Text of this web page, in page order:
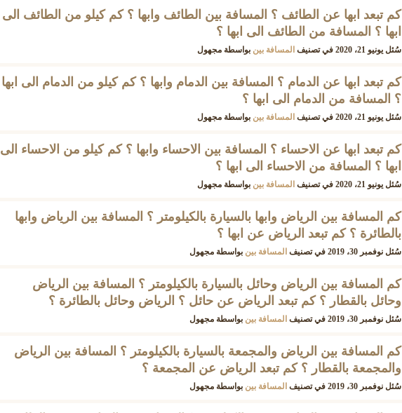
كم تبعد ابها عن الطائف ؟ المسافة بين الطائف وابها ؟ كم كيلو من الطائف الى
ابها ؟ المسافة من الطائف الى ابها ؟
سُئل يونيو 21، 2020 في تصنيف المسافة بين بواسطة مجهول
كم تبعد ابها عن الدمام ؟ المسافة بين الدمام وابها ؟ كم كيلو من الدمام الى ابها
؟ المسافة من الدمام الى ابها ؟
سُئل يونيو 21، 2020 في تصنيف المسافة بين بواسطة مجهول
كم تبعد ابها عن الاحساء ؟ المسافة بين الاحساء وابها ؟ كم كيلو من الاحساء الى
ابها ؟ المسافة من الاحساء الى ابها ؟
سُئل يونيو 21، 2020 في تصنيف المسافة بين بواسطة مجهول
كم المسافة بين الرياض وابها بالسيارة بالكيلومتر ؟ المسافة بين الرياض وابها
بالطائرة ؟ كم تبعد الرياض عن ابها ؟
سُئل نوفمبر 30، 2019 في تصنيف المسافة بين بواسطة مجهول
كم المسافة بين الرياض وحائل بالسيارة بالكيلومتر ؟ المسافة بين الرياض
وحائل بالقطار ؟ كم تبعد الرياض عن حائل ؟ الرياض وحائل بالطائرة ؟
سُئل نوفمبر 30، 2019 في تصنيف المسافة بين بواسطة مجهول
كم المسافة بين الرياض والمجمعة بالسيارة بالكيلومتر ؟ المسافة بين الرياض
والمجمعة بالقطار ؟ كم تبعد الرياض عن المجمعة ؟
سُئل نوفمبر 30، 2019 في تصنيف المسافة بين بواسطة مجهول